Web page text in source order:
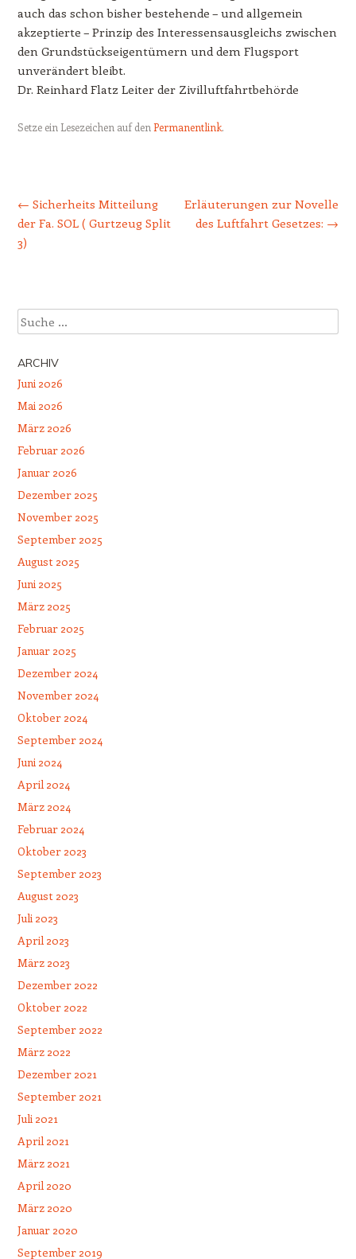
auch das schon bisher bestehende – und allgemein
akzeptierte – Prinzip des Interessensausgleichs zwischen
den Grundstückseigentümern und dem Flugsport
unverändert bleibt.
Dr. Reinhard Flatz Leiter der Zivilluftfahrtbehörde
Setze ein Lesezeichen auf den Permanentlink.
← Sicherheits Mitteilung
der Fa. SOL ( Gurtzeug Split
3)
Erläuterungen zur Novelle
des Luftfahrt Gesetzes: →
Suche
ARCHIV
Juni 2026
Mai 2026
März 2026
Februar 2026
Januar 2026
Dezember 2025
November 2025
September 2025
August 2025
Juni 2025
März 2025
Februar 2025
Januar 2025
Dezember 2024
November 2024
Oktober 2024
September 2024
Juni 2024
April 2024
März 2024
Februar 2024
Oktober 2023
September 2023
August 2023
Juli 2023
April 2023
März 2023
Dezember 2022
Oktober 2022
September 2022
März 2022
Dezember 2021
September 2021
Juli 2021
April 2021
März 2021
April 2020
März 2020
Januar 2020
September 2019